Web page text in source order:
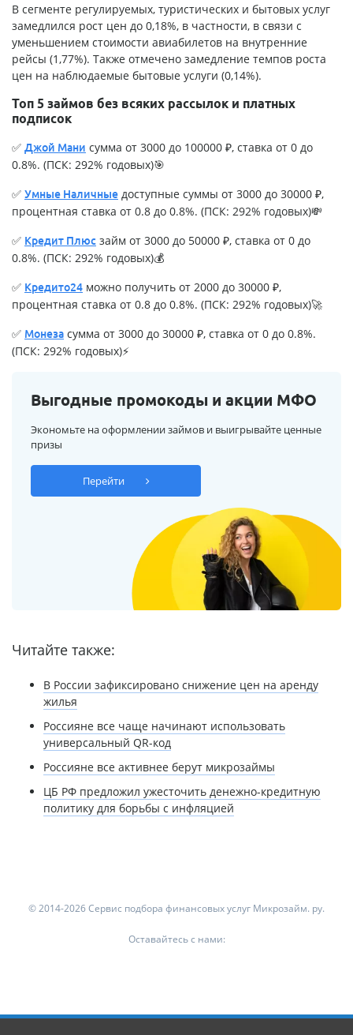
В сегменте регулируемых, туристических и бытовых услуг
замедлился рост цен до 0,18%, в частности, в связи с
уменьшением стоимости авиабилетов на внутренние
рейсы (1,77%). Также отмечено замедление темпов роста
цен на наблюдаемые бытовые услуги (0,14%).
Топ 5 займов без всяких рассылок и платных
подписок
✅ Джой Мани сумма от 3000 до 100000 ₽, ставка от 0 до
0.8%. (ПСК: 292% годовых)🎯
✅ Умные Наличные доступные суммы от 3000 до 30000 ₽,
процентная ставка от 0.8 до 0.8%. (ПСК: 292% годовых)💸
✅ Кредит Плюс займ от 3000 до 50000 ₽, ставка от 0 до
0.8%. (ПСК: 292% годовых)💰
✅ Кредито24 можно получить от 2000 до 30000 ₽,
процентная ставка от 0.8 до 0.8%. (ПСК: 292% годовых)🚀
✅ Монеза сумма от 3000 до 30000 ₽, ставка от 0 до 0.8%.
(ПСК: 292% годовых)⚡
Выгодные промокоды и акции МФО
Экономьте на оформлении займов и выигрывайте ценные
призы
Перейти
Читайте также:
В России зафиксировано снижение цен на аренду
жилья
Россияне все чаще начинают использовать
универсальный QR-код
Россияне все активнее берут микрозаймы
ЦБ РФ предложил ужесточить денежно-кредитную
политику для борьбы с инфляцией
© 2014-2026 Сервис подбора финансовых услуг Микрозайм. ру.
Оставайтесь с нами: